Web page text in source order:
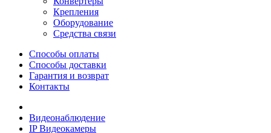
Крепления
Оборудование
Средства связи
Способы оплаты
Способы доставки
Гарантия и возврат
Контакты
Видеонаблюдение
IP Видеокамеры